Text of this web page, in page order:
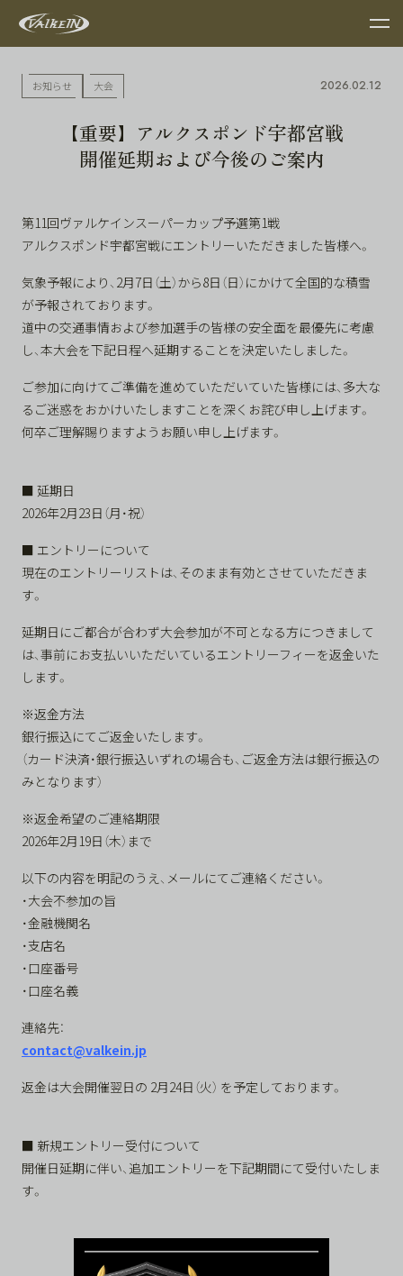
お知らせ 大会 2026.02.12
【重要】アルクスポンド宇都宮戦
開催延期および今後のご案内
第11回ヴァルケインスーパーカップ予選第1戦
アルクスポンド宇都宮戦にエントリーいただきました皆様へ。
気象予報により、2月7日（土）から8日（日）にかけて全国的な積雪
が予報されております。
道中の交通事情および参加選手の皆様の安全面を最優先に考慮
し、本大会を下記日程へ延期することを決定いたしました。
ご参加に向けてご準備を進めていただいていた皆様には、多大な
るご迷惑をおかけいたしますことを深くお詫び申し上げます。
何卒ご理解賜りますようお願い申し上げます。
■ 延期日
2026年2月23日（月・祝）
■ エントリーについて
現在のエントリーリストは、そのまま有効とさせていただきま
す。
延期日にご都合が合わず大会参加が不可となる方につきまして
は、事前にお支払いいただいているエントリーフィーを返金いた
します。
※返金方法
銀行振込にてご返金いたします。
（カード決済・銀行振込いずれの場合も、ご返金方法は銀行振込の
みとなります）
※返金希望のご連絡期限
2026年2月19日（木）まで
以下の内容を明記のうえ、メールにてご連絡ください。
・大会不参加の旨
・金融機関名
・支店名
・口座番号
・口座名義
連絡先：
contact@valkein.jp
返金は大会開催翌日の 2月24日（火） を予定しております。
■ 新規エントリー受付について
開催日延期に伴い、追加エントリーを下記期間にて受付いたしま
す。